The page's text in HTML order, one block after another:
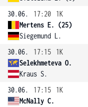
30.06.
17:20
1K
Mertens E. (25)
Siegemund L.
30.06.
17:15
1K
Selekhmeteva O.
Kraus S.
30.06.
17:15
1K
McNally C.